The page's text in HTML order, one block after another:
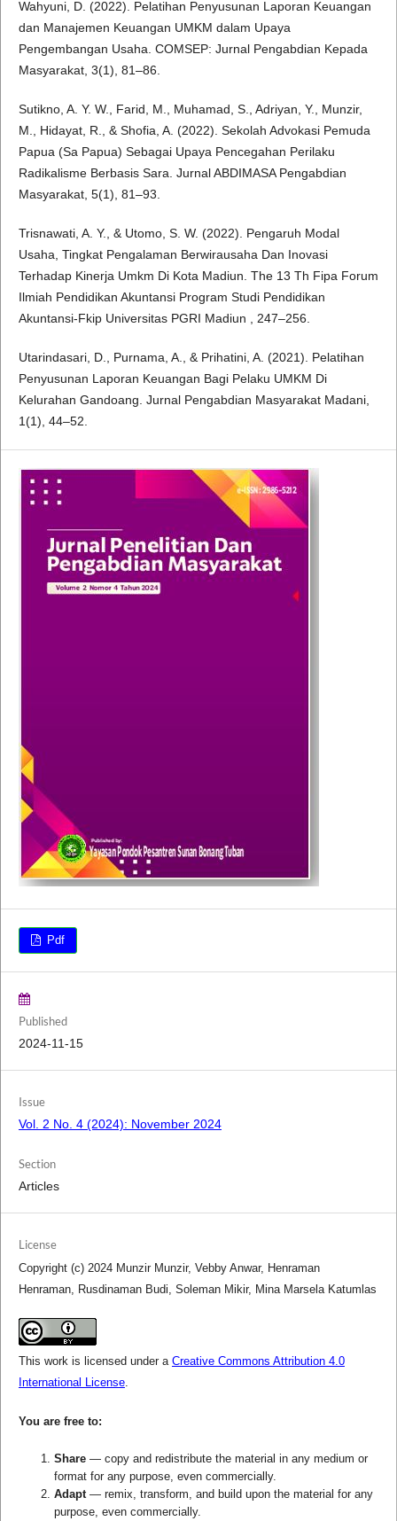
Wahyuni, D. (2022). Pelatihan Penyusunan Laporan Keuangan
dan Manajemen Keuangan UMKM dalam Upaya
Pengembangan Usaha. COMSEP: Jurnal Pengabdian Kepada
Masyarakat, 3(1), 81–86.
Sutikno, A. Y. W., Farid, M., Muhamad, S., Adriyan, Y., Munzir,
M., Hidayat, R., & Shofia, A. (2022). Sekolah Advokasi Pemuda
Papua (Sa Papua) Sebagai Upaya Pencegahan Perilaku
Radikalisme Berbasis Sara. Jurnal ABDIMASA Pengabdian
Masyarakat, 5(1), 81–93.
Trisnawati, A. Y., & Utomo, S. W. (2022). Pengaruh Modal
Usaha, Tingkat Pengalaman Berwirausaha Dan Inovasi
Terhadap Kinerja Umkm Di Kota Madiun. The 13 Th Fipa Forum
Ilmiah Pendidikan Akuntansi Program Studi Pendidikan
Akuntansi-Fkip Universitas PGRI Madiun , 247–256.
Utarindasari, D., Purnama, A., & Prihatini, A. (2021). Pelatihan
Penyusunan Laporan Keuangan Bagi Pelaku UMKM Di
Kelurahan Gandoang. Jurnal Pengabdian Masyarakat Madani,
1(1), 44–52.
Pdf
Published
2024-11-15
Issue
Vol. 2 No. 4 (2024): November 2024
Section
Articles
License
Copyright (c) 2024 Munzir Munzir, Vebby Anwar, Henraman
Henraman, Rusdinaman Budi, Soleman Mikir, Mina Marsela Katumlas
This work is licensed under a Creative Commons Attribution 4.0
International License.
You are free to:
Share — copy and redistribute the material in any medium or
format for any purpose, even commercially.
Adapt — remix, transform, and build upon the material for any
purpose, even commercially.